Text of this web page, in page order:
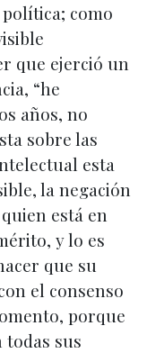
como
que ejerció un
“he
años, no
sobre las
esta
la negación
está en
y lo es
que su
el consenso
porque
todas sus